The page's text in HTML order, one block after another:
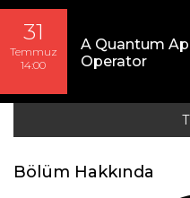
31
Temmuz
14:00
A Quantum
Operator
Bölüm Hakkında